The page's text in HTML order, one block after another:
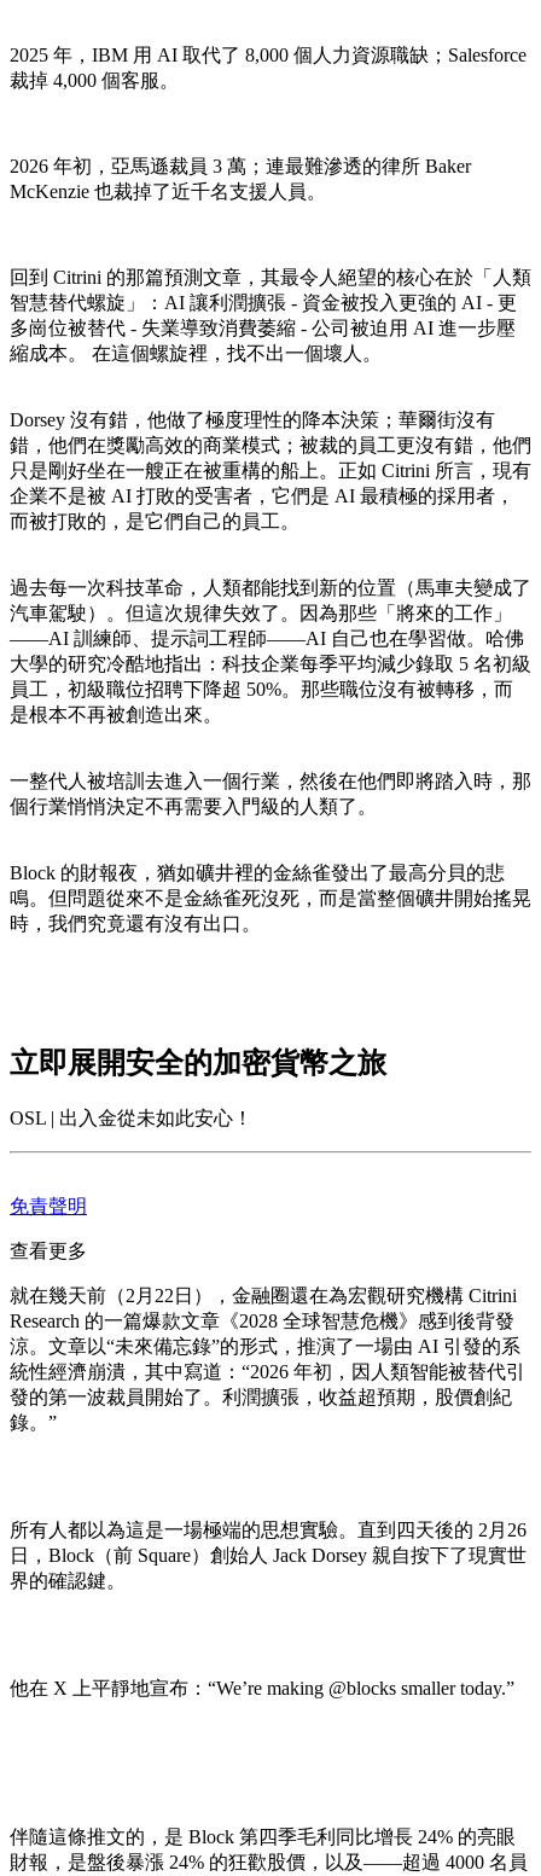
2025 年，IBM 用 AI 取代了 8,000 個人力資源職缺；Salesforce
裁掉 4,000 個客服。
2026 年初，亞馬遜裁員 3 萬；連最難滲透的律所 Baker
McKenzie 也裁掉了近千名支援人員。
回到 Citrini 的那篇預測文章，其最令人絕望的核心在於「人類
智慧替代螺旋」：AI 讓利潤擴張 - 資金被投入更強的 AI - 更
多崗位被替代 - 失業導致消費萎縮 - 公司被迫用 AI 進一步壓
縮成本。 在這個螺旋裡，找不出一個壞人。
Dorsey 沒有錯，他做了極度理性的降本決策；華爾街沒有
錯，他們在獎勵高效的商業模式；被裁的員工更沒有錯，他們
只是剛好坐在一艘正在被重構的船上。正如 Citrini 所言，現有
企業不是被 AI 打敗的受害者，它們是 AI 最積極的採用者，
而被打敗的，是它們自己的員工。
過去每一次科技革命，人類都能找到新的位置（馬車夫變成了
汽車駕駛）。但這次規律失效了。因為那些「將來的工作」
——AI 訓練師、提示詞工程師——AI 自己也在學習做。哈佛
大學的研究冷酷地指出：科技企業每季平均減少錄取 5 名初級
員工，初級職位招聘下降超 50%。那些職位沒有被轉移，而
是根本不再被創造出來。
一整代人被培訓去進入一個行業，然後在他們即將踏入時，那
個行業悄悄決定不再需要入門級的人類了。
Block 的財報夜，猶如礦井裡的金絲雀發出了最高分貝的悲
鳴。但問題從來不是金絲雀死沒死，而是當整個礦井開始搖晃
時，我們究竟還有沒有出口。
立即展開安全的加密貨幣之旅
OSL | 出入金從未如此安心！
免責聲明
查看更多
就在幾天前（2月22日），金融圈還在為宏觀研究機構 Citrini
Research 的一篇爆款文章《2028 全球智慧危機》感到後背發
涼。文章以“未來備忘錄”的形式，推演了一場由 AI 引發的系
統性經濟崩潰，其中寫道：“2026 年初，因人類智能被替代引
發的第一波裁員開始了。利潤擴張，收益超預期，股價創紀
錄。”
所有人都以為這是一場極端的思想實驗。直到四天後的 2月26
日，Block（前 Square）創始人 Jack Dorsey 親自按下了現實世
界的確認鍵。
他在 X 上平靜地宣布：“We’re making @blocks smaller today.”
伴隨這條推文的，是 Block 第四季毛利同比增長 24% 的亮眼
財報，是盤後暴漲 24% 的狂歡股價，以及——超過 4000 名員